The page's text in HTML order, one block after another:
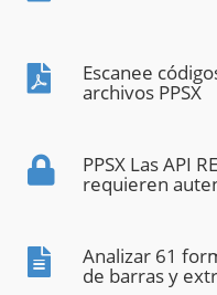
Escanee
archivos PPSX
PPSX Las API
requieren
Analizar 61
de barras y